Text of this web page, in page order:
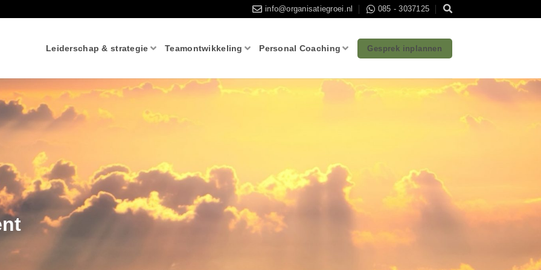
info@organisatiegroei.nl 085 - 3037125
Leiderschap & strategie Teamontwikkeling Personal Coaching Gesprek inplannen